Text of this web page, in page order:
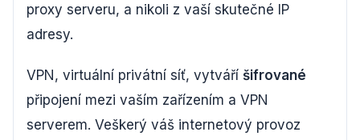
proxy serveru, a nikoli z vaší skutečné IP
adresy.
VPN, virtuální privátní síť, vytváří šifrované
připojení mezi vaším zařízením a VPN
serverem. Veškerý váš internetový provoz